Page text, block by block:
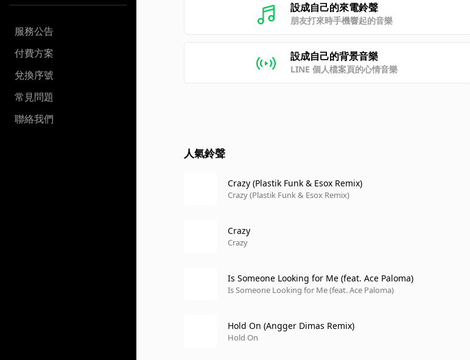
服務公告
付費方案
兌換序號
常見問題
聯絡我們
設成自己的來電鈴聲
朋友打來時手機響起的音樂
設成自己的背景音樂
LINE 個人檔案頁的心情音樂
人氣鈴聲
Crazy (Plastik Funk & Esox Remix)
Crazy (Plastik Funk & Esox Remix)
Crazy
Crazy
Is Someone Looking for Me (feat. Ace Paloma)
Is Someone Looking for Me (feat. Ace Paloma)
Hold On (Angger Dimas Remix)
Hold On